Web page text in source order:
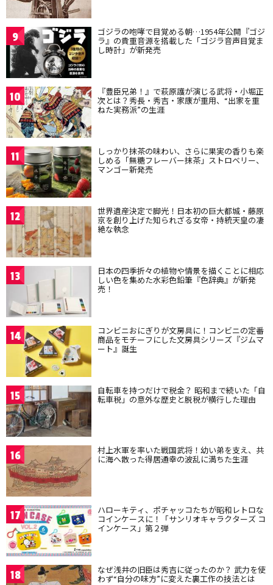
9 ゴジラの咆哮で目覚める朝…1954年公開『ゴジ
ラ』の貴重音源を搭載した「ゴジラ音声目覚ま
し時計」が新発売
10 『豊臣兄弟！』で萩原護が演じる武将・小堀正
次とは？秀長・秀吉・家康が重用、“出家を重
ねた実務派”の生涯
11 しっかり抹茶の味わい、さらに果実の香りも楽
しめる「無糖フレーバー抹茶」ストロベリー、
マンゴー新発売
12 世界遺産決定で脚光！日本初の巨大都城・藤原
京を創り上げた知られざる女帝・持統天皇の凄
絶な執念
13 日本の四季折々の植物や情景を描くことに相応
しい色を集めた水彩色鉛筆『色辞典』が新発
売！
14 コンビニおにぎりが文房具に！コンビニの定番
商品をモチーフにした文房具シリーズ『ジムマ
ート』誕生
15 自転車を持つだけで税金？ 昭和まで続いた「自
転車税」の意外な歴史と脱税が横行した理由
16 村上水軍を率いた戦国武将！幼い弟を支え、共
に海へ散った得居通幸の波乱に満ちた生涯
17 ハローキティ、ポチャッコたちが昭和レトロな
コインケースに！「サンリオキャラクターズ コ
インケース」第２弾
18 なぜ浅井の旧臣は秀吉に従ったのか？ 武力を使
わず“自分の味方”に変えた裏工作の技法とは